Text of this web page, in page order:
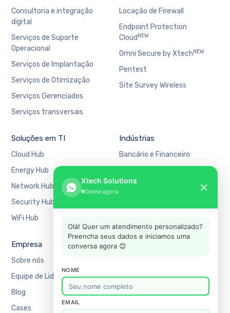
Consultoria e integração
digital
Serviços de Suporte
Operacional
Serviços de Implantação
Serviços de Otimização
Serviços Gerenciados
Serviços transversais
Locação de Firewall
Endpoint Protection
Cloud NEW
Omni Secure by XtechNEW
Pentest
Site Survey Wireless
Soluções em TI
Cloud Hub
Energy Hub
Network Hub
Security Hub
WiFi Hub
Indústrias
Bancário e Financeiro
Manufatura
Empresa
Sobre nós
Equipe de Liderança
Blog
Cases
Suporte
Recursos
Blog
Xtech Solutions
Online agora ✕
Olá! Quer um atendimento personalizado?
Preencha seus dados e iniciamos uma
conversa agora 😊
NOME
EMAIL